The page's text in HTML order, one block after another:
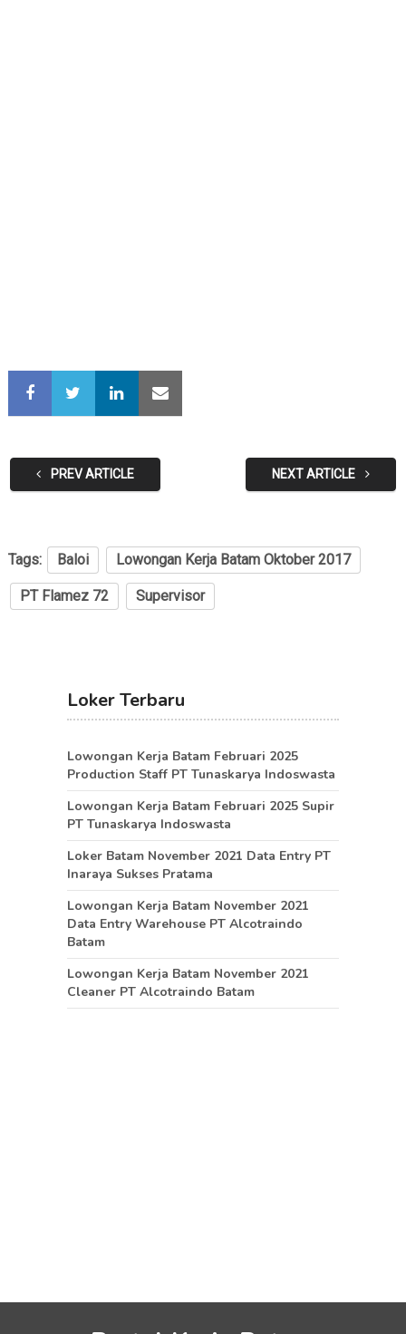
PREV ARTICLE NEXT ARTICLE
Tags: Baloi Lowongan Kerja Batam Oktober 2017
PT Flamez 72 Supervisor
Loker Terbaru
Lowongan Kerja Batam Februari 2025
Production Staff PT Tunaskarya Indoswasta
Lowongan Kerja Batam Februari 2025 Supir
PT Tunaskarya Indoswasta
Loker Batam November 2021 Data Entry PT
Inaraya Sukses Pratama
Lowongan Kerja Batam November 2021
Data Entry Warehouse PT Alcotraindo
Batam
Lowongan Kerja Batam November 2021
Cleaner PT Alcotraindo Batam